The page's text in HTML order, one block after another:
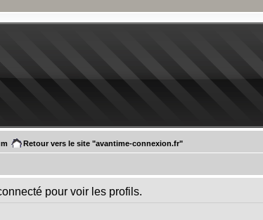
Retour vers le site "avantime-connexion.fr"
pour voir les profils.